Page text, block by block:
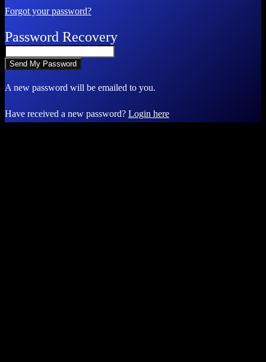
Forgot your password?
Password Recovery
A new password will be emailed to you.
Have received a new password? Login here